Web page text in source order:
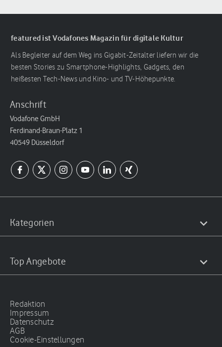
featured ist Vodafones Magazin für digitale Kultur
Als Begleiter auf dem Weg ins Gigabit-Zeitalter liefern wir die
besten Stories zu Smartphone-Highlights, Gadgets, den
heißesten Tech-News und Kino- und TV-Höhepunkte.
Anschrift
Vodafone GmbH
Ferdinand-Braun-Platz 1
40549 Düsseldorf
Kategorien
Top Angebote
Redaktion
Impressum
Datenschutz
AGB
Cookie-Einstellungen